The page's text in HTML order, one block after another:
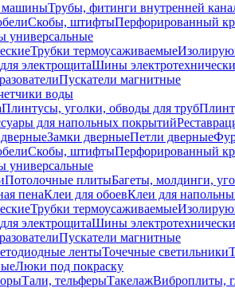
машиныТрубы, фитинги внутренней
Скобы, штифтыПерфорированный
универсальные
Трубки термоусаживаемые
электрощитаШины
Пускатели магнитные
воды
Плинтусы, уголки, обводы для труб
для напольных покрытий
Замки дверныеПетли дверные
Скобы, штифтыПерфорированный
универсальные
Потолочные плитыБагеты, молдинги,
пенаКлеи для обоевКлеи для
Трубки термоусаживаемые
электрощитаШины
Пускатели магнитные
лентыТочечные светильники
Люки под покраску
Тали, тельферыТакелажВиброплиты,